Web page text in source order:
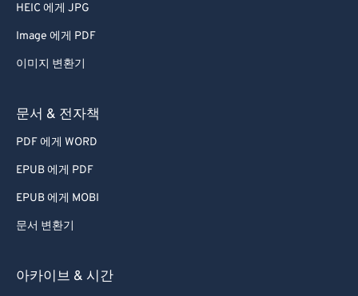
HEIC 에게 JPG
Image 에게 PDF
이미지 변환기
문서 & 전자책
PDF 에게 WORD
EPUB 에게 PDF
EPUB 에게 MOBI
문서 변환기
아카이브 & 시간